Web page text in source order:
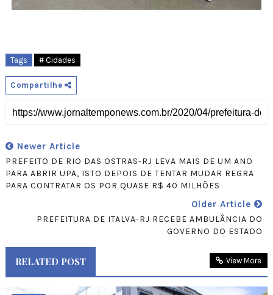
Tags # Cidades
Compartilhe
Newer Article
PREFEITO DE RIO DAS OSTRAS-RJ LEVA MAIS DE UM ANO
PARA ABRIR UPA, ISTO DEPOIS DE TENTAR MUDAR REGRA
PARA CONTRATAR OS POR QUASE R$ 40 MILHÕES
Older Article
PREFEITURA DE ITALVA-RJ RECEBE AMBULÂNCIA DO
GOVERNO DO ESTADO
RELATED POST View More